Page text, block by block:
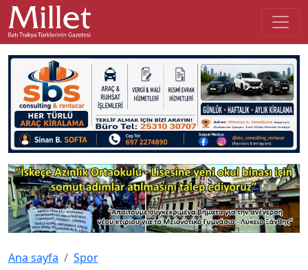
Ana sayfa Spor